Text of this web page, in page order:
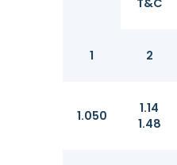
1 2
1.050
1.14
1.48